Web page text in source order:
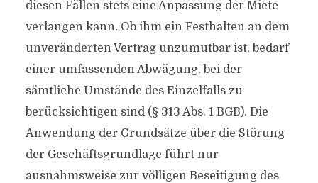
diesen Fällen stets eine Anpassung der Miete
verlangen kann. Ob ihm ein Festhalten an dem
unveränderten Vertrag unzumutbar ist, bedarf
einer umfassenden Abwägung, bei der
sämtliche Umstände des Einzelfalls zu
berücksichtigen sind (§ 313 Abs. 1 BGB). Die
Anwendung der Grundsätze über die Störung
der Geschäftsgrundlage führt nur
ausnahmsweise zur völligen Beseitigung des